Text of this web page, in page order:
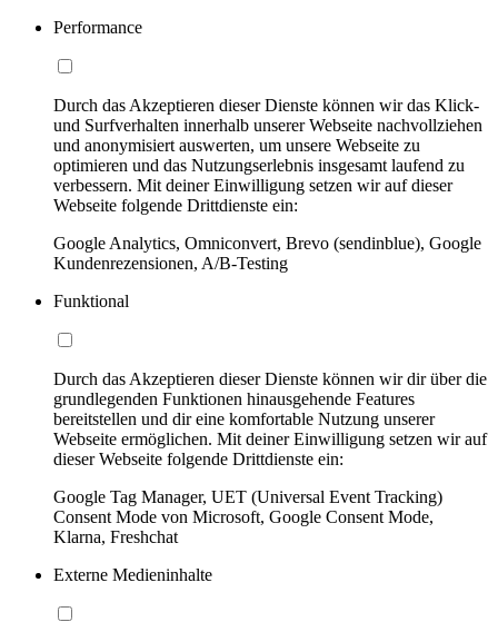
Performance
Durch das Akzeptieren dieser Dienste können wir das Klick-
und Surfverhalten innerhalb unserer Webseite nachvollziehen
und anonymisiert auswerten, um unsere Webseite zu
optimieren und das Nutzungserlebnis insgesamt laufend zu
verbessern. Mit deiner Einwilligung setzen wir auf dieser
Webseite folgende Drittdienste ein:
Google Analytics, Omniconvert, Brevo (sendinblue), Google
Kundenrezensionen, A/B-Testing
Funktional
Durch das Akzeptieren dieser Dienste können wir dir über die
grundlegenden Funktionen hinausgehende Features
bereitstellen und dir eine komfortable Nutzung unserer
Webseite ermöglichen. Mit deiner Einwilligung setzen wir auf
dieser Webseite folgende Drittdienste ein:
Google Tag Manager, UET (Universal Event Tracking)
Consent Mode von Microsoft, Google Consent Mode,
Klarna, Freshchat
Externe Medieninhalte